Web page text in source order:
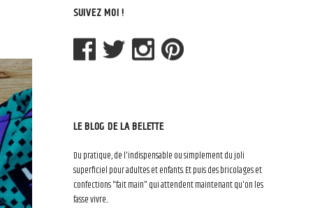
SUIVEZ MOI !
LE BLOG DE LA BELETTE
Du pratique, de l'indispensable ou simplement du joli
superficiel pour adultes et enfants. Et puis des bricolages et
confections "fait main" qui attendent maintenant qu'on les
fasse vivre...